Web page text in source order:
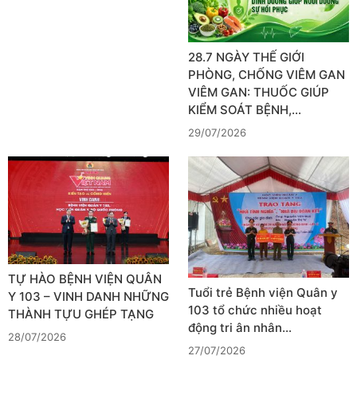
28.7 NGÀY THẾ GIỚI
PHÒNG, CHỐNG VIÊM GAN
VIÊM GAN: THUỐC GIÚP
KIỂM SOÁT BỆNH,…
29/07/2026
TỰ HÀO BỆNH VIỆN QUÂN
Y 103 – VINH DANH NHỮNG
THÀNH TỰU GHÉP TẠNG
28/07/2026
Tuổi trẻ Bệnh viện Quân y
103 tổ chức nhiều hoạt
động tri ân nhân…
27/07/2026